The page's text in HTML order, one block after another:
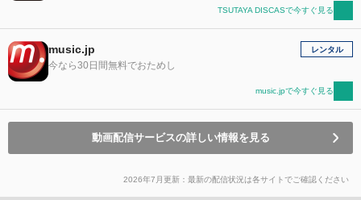
TSUTAYA DISCASで今すぐ見る
music.jp
今なら30日間無料でおためし
レンタル
music.jpで今すぐ見る
動画配信サービスの詳しい情報を見る
2026年7月更新：最新の配信状況は各サイトでご確認ください